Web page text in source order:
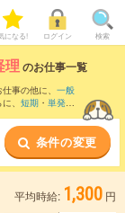
になる! ログイン 検索
理 のお仕事一覧
事の他に、 一般
、 短期 ・ 単発な
条件の変更
平均時給: 1,300 円